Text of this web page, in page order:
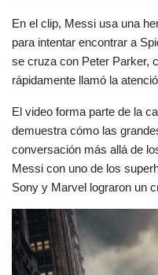
En el clip, Messi usa una
para intentar encontrar a
se cruza con Peter Parker,
rápidamente llamó la
El video forma parte de la
demuestra cómo las
conversación más allá de
Messi con uno de los
Sony y Marvel lograron un